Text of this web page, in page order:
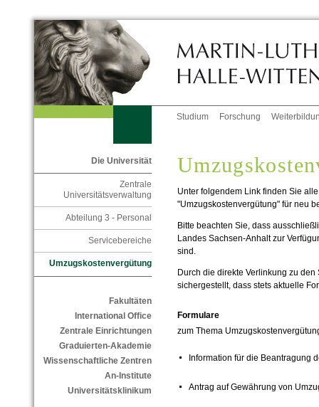
Studium Forschung
Die Universität
Zentrale
Universitätsverwaltung
Abteilung 3 - Personal
Servicebereiche
Umzugskostenvergütung
Fakultäten
International Office
Zentrale Einrichtungen
Graduierten-Akademie
Wissenschaftliche Zentren
An-Institute
Universitätsklinikum
Unter folgendem Link finden Sie
"Umzugskostenvergütung" für neu
Bitte beachten Sie, dass
Landes Sachsen-Anhalt zur
sind.
Durch die direkte Verlinkung zu
sichergestellt, dass stets aktuelle
Formulare
zum Thema
Information für die Beantragung
Antrag auf Gewährung von